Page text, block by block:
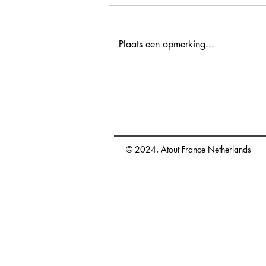
Plaats een opmerking...
© 2024, Atout France Netherlands